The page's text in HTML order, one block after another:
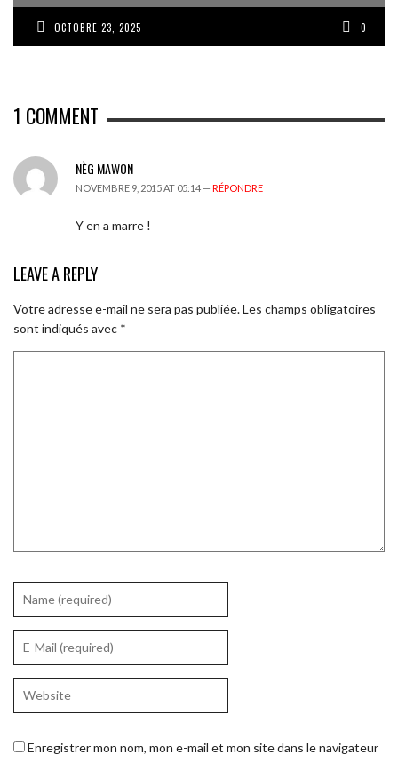
OCTOBRE 23, 2025 0
1 COMMENT
NÈG MAWON
NOVEMBRE 9, 2015 AT 05:14 — RÉPONDRE
Y en a marre !
LEAVE A REPLY
Votre adresse e-mail ne sera pas publiée.Les champs obligatoires
sont indiqués avec *
Enregistrer mon nom, mon e-mail et mon site dans le navigateur